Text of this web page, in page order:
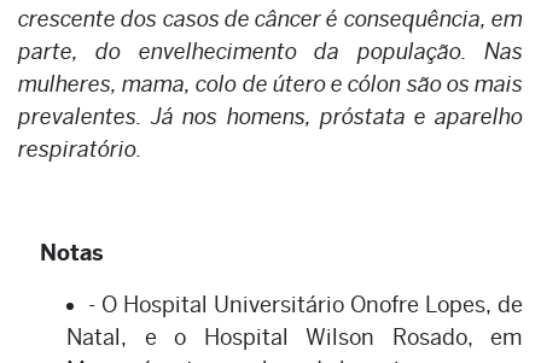
crescente dos casos de câncer é consequência, em
parte, do envelhecimento da população. Nas
mulheres, mama, colo de útero e cólon são os mais
prevalentes. Já nos homens, próstata e aparelho
respiratório.
Notas
- O Hospital Universitário Onofre Lopes, de
Natal, e o Hospital Wilson Rosado, em